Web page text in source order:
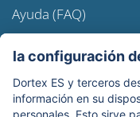
Ayuda (FAQ)
Newsroom
Información de envío